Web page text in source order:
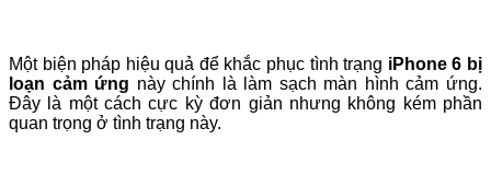
Một biện pháp hiệu quả để khắc phục tình trạng iPhone 6 bị
loạn cảm ứng này chính là làm sạch màn hình cảm ứng.
Đây là một cách cực kỳ đơn giản nhưng không kém phần
quan trọng ở tình trạng này.